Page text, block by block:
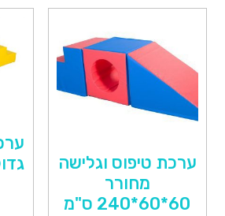
ערכת טיפוס וגלישה
מחורר
60*60*240 ס"מ